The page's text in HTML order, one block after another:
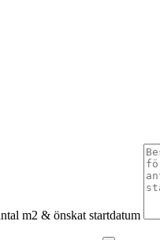
m2 & önskat startdatum